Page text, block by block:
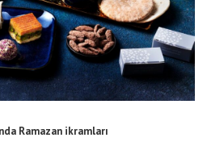
Ramazan ikramları